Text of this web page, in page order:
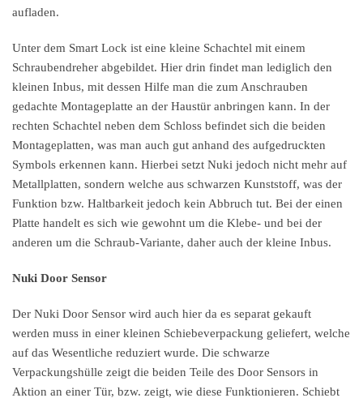
aufladen.
Unter dem Smart Lock ist eine kleine Schachtel mit einem
Schraubendreher abgebildet. Hier drin findet man lediglich den
kleinen Inbus, mit dessen Hilfe man die zum Anschrauben
gedachte Montageplatte an der Haustür anbringen kann. In der
rechten Schachtel neben dem Schloss befindet sich die beiden
Montageplatten, was man auch gut anhand des aufgedruckten
Symbols erkennen kann. Hierbei setzt Nuki jedoch nicht mehr auf
Metallplatten, sondern welche aus schwarzen Kunststoff, was der
Funktion bzw. Haltbarkeit jedoch kein Abbruch tut. Bei der einen
Platte handelt es sich wie gewohnt um die Klebe- und bei der
anderen um die Schraub-Variante, daher auch der kleine Inbus.
Nuki Door Sensor
Der Nuki Door Sensor wird auch hier da es separat gekauft
werden muss in einer kleinen Schiebeverpackung geliefert, welche
auf das Wesentliche reduziert wurde. Die schwarze
Verpackungshülle zeigt die beiden Teile des Door Sensors in
Aktion an einer Tür, bzw. zeigt, wie diese Funktionieren. Schiebt